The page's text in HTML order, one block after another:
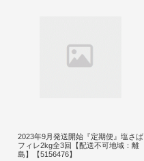
2023年9月発送開始『定期便』塩さば
フィレ2kg全3回【配送不可地域：離
島】【5156476】